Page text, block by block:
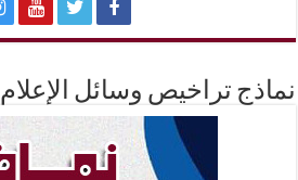
نماذج تراخيص وسائل الإعلام